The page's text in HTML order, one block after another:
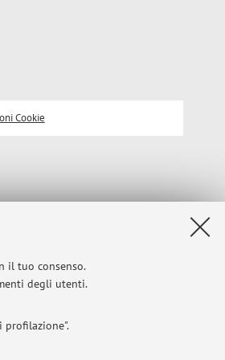
il tuo consenso.
degli utenti.
profilazione".
Cookie